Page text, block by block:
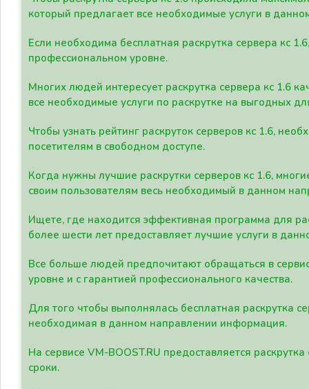
который предлагает все необходимые услуги в
Если необходима бесплатная раскрутка сервера кс
профессиональном уровне.
Многих людей интересует раскрутка сервера кс 1.6
все необходимые услуги по раскрутке на выгодных
Чтобы узнать рейтинг раскруток серверов кс 1.6,
посетителям в свободном доступе.
Когда нужны лучшие раскрутки серверов кс 1.6,
своим пользователям весь необходимый в данном
Ищете, где находится эффективная программа для
более шести лет предоставляет лучшие услуги в
Все больше людей предпочитают обращаться в
уровне и с гарантией профессионального качества.
Для того чтобы выполнялась бесплатная раскрутка
необходимая в данном направлении информация.
На сервисе VM-BOOST.RU предоставляется
сроки.